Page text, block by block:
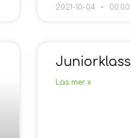
2021-10-04 00:00
Juniorklass
Läs mer »